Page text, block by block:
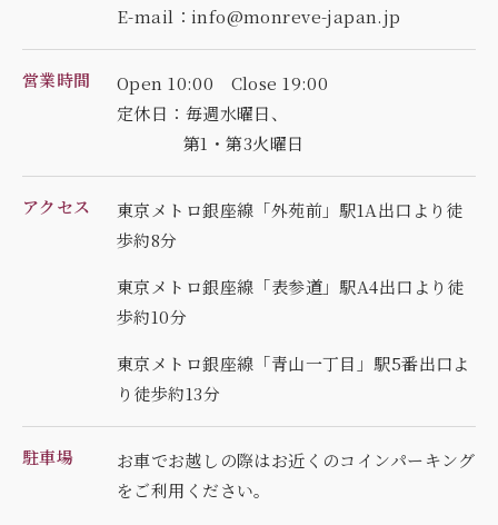
E-mail：info@monreve-japan.jp
営業時間
Open 10:00 Close 19:00
定休日：毎週水曜日、
第1・第3火曜日
アクセス
東京メトロ銀座線「外苑前」駅1A出口より徒
歩約8分
東京メトロ銀座線「表参道」駅A4出口より徒
歩約10分
東京メトロ銀座線「青山一丁目」駅5番出口よ
り徒歩約13分
駐車場
お車でお越しの際はお近くのコインパーキング
をご利用ください。